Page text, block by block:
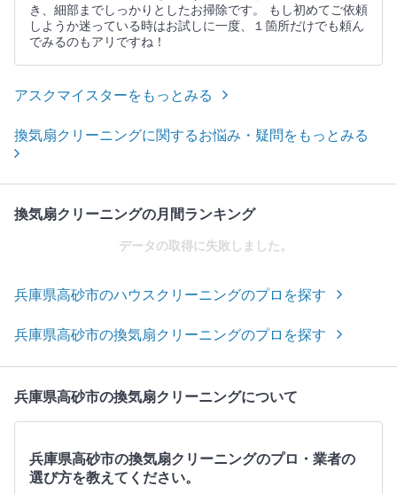
き、細部までしっかりとしたお掃除です。 もし初めてご依頼
しようか迷っている時はお試しに一度、１箇所だけでも頼ん
でみるのもアリですね！
アスクマイスターをもっとみる
換気扇クリーニングに関するお悩み・疑問をもっとみる
換気扇クリーニングの月間ランキング
データの取得に失敗しました。
兵庫県高砂市のハウスクリーニングのプロを探す
兵庫県高砂市の換気扇クリーニングのプロを探す
兵庫県高砂市の換気扇クリーニングについて
兵庫県高砂市の換気扇クリーニングのプロ・業者の
選び方を教えてください。